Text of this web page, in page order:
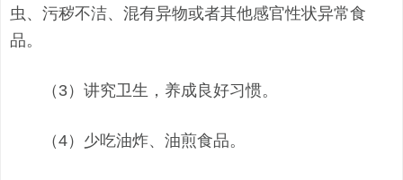
虫、污秽不洁、混有异物或者其他感官性状异常食
品。
（3）讲究卫生，养成良好习惯。
（4）少吃油炸、油煎食品。